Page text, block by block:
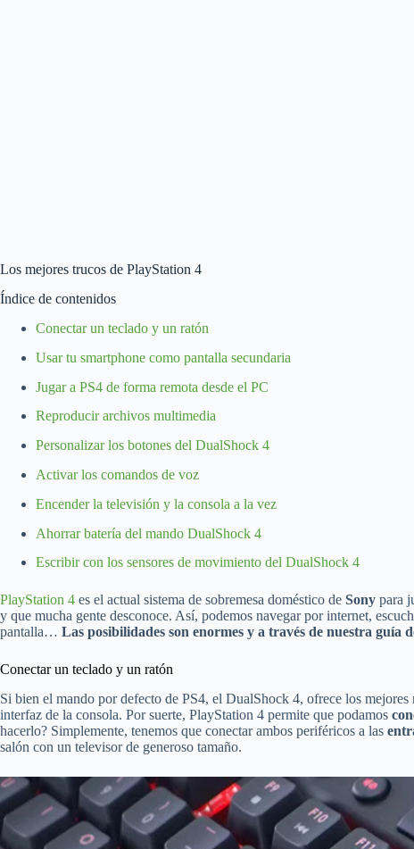
Los mejores trucos de PlayStation 4
Índice de contenidos
Conectar un teclado y un ratón
Usar tu smartphone como pantalla secundaria
Jugar a PS4 de forma remota desde el PC
Reproducir archivos multimedia
Personalizar los botones del DualShock 4
Activar los comandos de voz
Encender la televisión y la consola a la vez
Ahorrar batería del mando DualShock 4
Escribir con los sensores de movimiento del DualShock 4
PlayStation 4 es el actual sistema de sobremesa doméstico de Sony para
y que mucha gente desconoce. Así, podemos navegar por internet,
pantalla… Las posibilidades son enormes y a través de nuestra guía
Conectar un teclado y un ratón
Si bien el mando por defecto de PS4, el DualShock 4, ofrece los
interfaz de la consola. Por suerte, PlayStation 4 permite que podamos
hacerlo? Simplemente, tenemos que conectar ambos periféricos a las
salón con un televisor de generoso tamaño.